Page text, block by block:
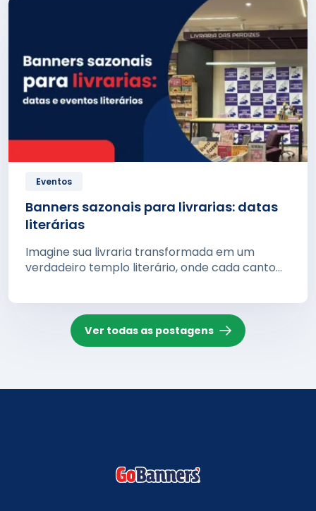
Eventos
Banners sazonais para livrarias: datas
literárias
Imagine sua livraria transformada em um
verdadeiro templo literário, onde cada canto...
Ver todas as postagens